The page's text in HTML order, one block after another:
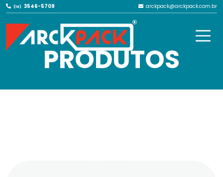
(19) 3546-5709 arckpack@arckpack.com.br
NOSSOS
PRODUTOS